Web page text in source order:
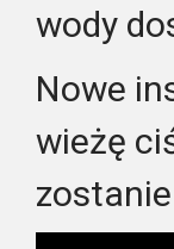
wody
Nowe
wieżę